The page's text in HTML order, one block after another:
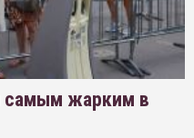
самым жарким в